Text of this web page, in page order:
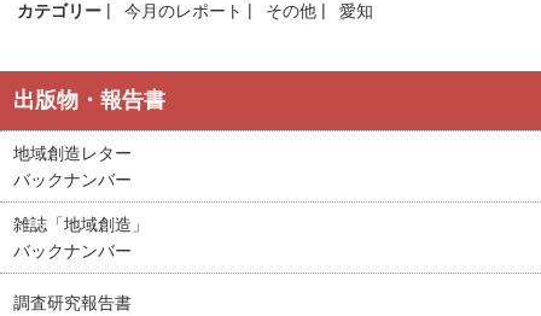
カテゴリー 今月のレポート その他 愛知
出版物・報告書
地域創造レター
バックナンバー
雑誌「地域創造」
バックナンバー
調査研究報告書